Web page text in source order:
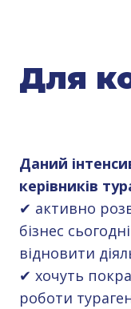
Для
Даний
керівників
✔ активно
бізнес
відновити
✔ хочуть
роботи